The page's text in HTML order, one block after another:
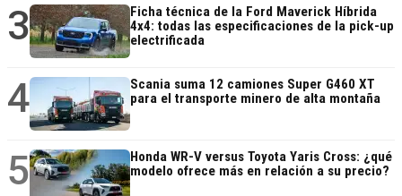
3
Ficha técnica de la Ford Maverick Híbrida
4x4: todas las especificaciones de la pick-up
electrificada
4
Scania suma 12 camiones Super G460 XT
para el transporte minero de alta montaña
5
Honda WR-V versus Toyota Yaris Cross: ¿qué
modelo ofrece más en relación a su precio?